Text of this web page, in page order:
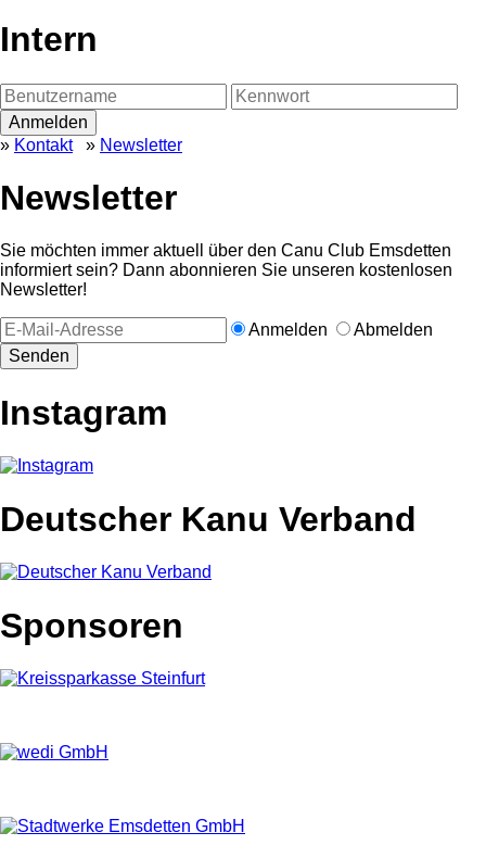
Intern
» Kontakt» Newsletter
Newsletter
Sie möchten immer aktuell über den Canu Club Emsdetten
informiert sein? Dann abonnieren Sie unseren kostenlosen
Newsletter!
Anmelden Abmelden
Instagram
Deutscher Kanu Verband
Sponsoren